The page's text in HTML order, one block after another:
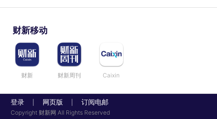
财新移动
财新 财新周刊 Caixin
登录 网页版 订阅电邮
Copyright 财新网 All Rights Reserved